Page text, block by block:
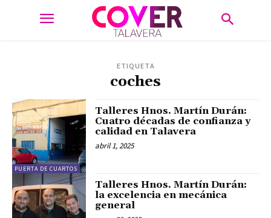
ETIQUETA
coches
PUERTA DE CUARTOS
Talleres Hnos. Martín Durán:
Cuatro décadas de confianza y
calidad en Talavera
abril 1, 2025
Talleres Hnos. Martín Durán:
la excelencia en mecánica
general